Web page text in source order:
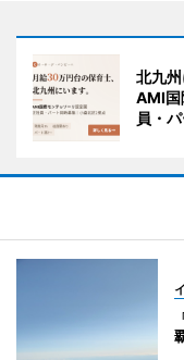
北九
AMI国
員・パ